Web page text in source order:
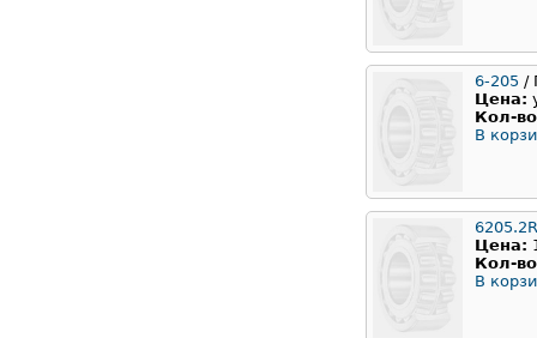
6-205 /
Цена:
Кол-
В
Цена:
Кол-
В